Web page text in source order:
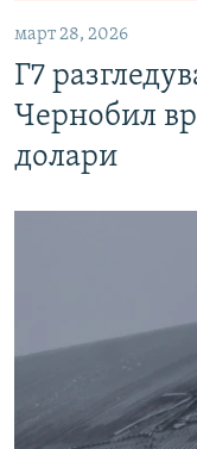
март 28, 2026
Г7
Чернобил
долари